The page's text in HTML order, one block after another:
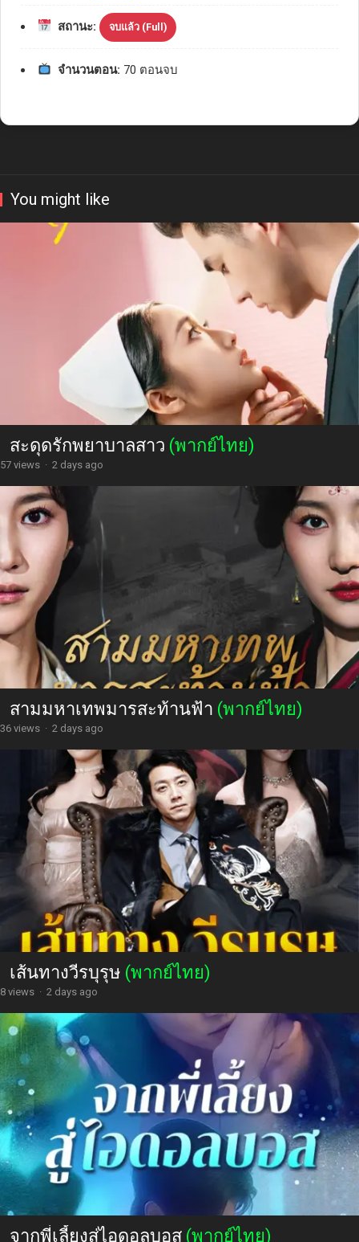
สถานะ: จบแล้ว (Full)
จำนวนตอน: 70 ตอนจบ
You might like
สะดุดรักพยาบาลสาว (พากย์ไทย)
57 views · 2 days ago
สามมหาเทพมารสะท้านฟ้า (พากย์ไทย)
36 views · 2 days ago
เส้นทางวีรบุรุษ (พากย์ไทย)
8 views · 2 days ago
จากพี่เลี้ยงสู่ไอดอลบอส (พากย์ไทย)